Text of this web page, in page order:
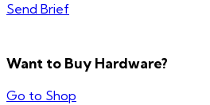
Send Brief
Want to Buy Hardware?
Go to Shop